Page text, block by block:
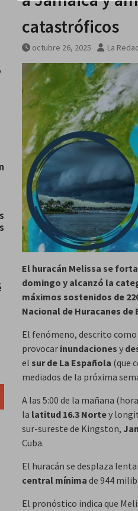
viernes 7 de agosto
catastróficos
octubre 26, 2025 La
El huracán Melissa se
domingo y alcanzó la
máximos sostenidos de
Nacional de Huracanes de
El fenómeno, descrito como
provocar inundaciones y
el sur de La Española (que
mediados de la próxima
A las 5:00 de la mañana
la latitud 16.3 Nortey
sur-sureste de Kingston,
Cuba.
El huracán se desplaza
central mínima de 944
El pronóstico indica que